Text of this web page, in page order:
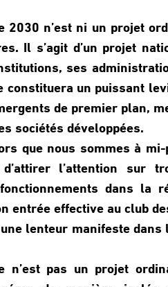
2030 n’est ni un projet
Il s’agit d’un projet
ses
un puissant
de premier plan,
sociétés développées.
que nous sommes à
l’attention sur
dans la
entrée effective au club
lenteur manifeste
n’est pas un projet